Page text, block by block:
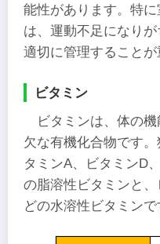
能性があります。特
は、運動不足になり
適切に管理することが
ビタミン
ビタミンは、体の
欠な有機化合物です
タミンA、ビタミンD
の脂溶性ビタミンと
どの水溶性ビタミンで